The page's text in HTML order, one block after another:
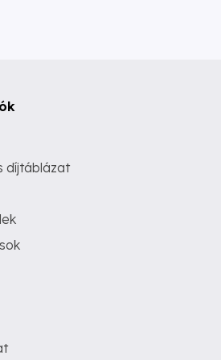
díjtáblázat